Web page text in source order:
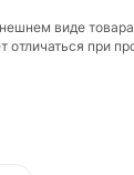
виде
при